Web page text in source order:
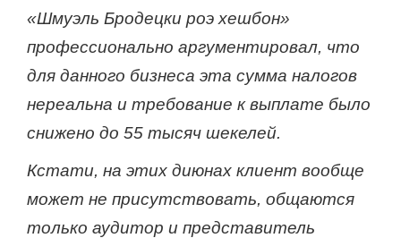
«Шмуэль Бродецки роэ хешбон»
профессионально аргументировал, что
для данного бизнеса эта сумма налогов
нереальна и требование к выплате было
снижено до 55 тысяч шекелей.
Кстати, на этих диюнах клиент вообще
может не присутствовать, общаются
только аудитор и представитель